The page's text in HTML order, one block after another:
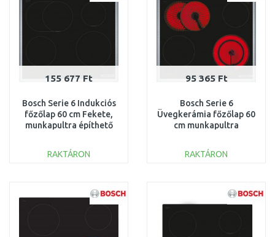
155 677 Ft
Bosch Serie 6 Indukciós
főzőlap 60 cm Fekete,
munkapultra építhető
RAKTÁRON
Összehasonlítás
95 365 Ft
Bosch Serie 6
Üvegkerámia főzőlap 60
cm munkapultra
PKN645FP2E
RAKTÁRON
Összehasonlítás